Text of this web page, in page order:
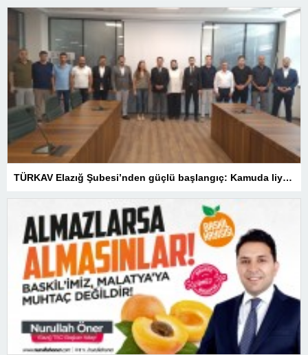
TÜRKAV Elazığ Şubesi’nden güçlü başlangıç: Kamuda liyakatin en gür sesi olacağız